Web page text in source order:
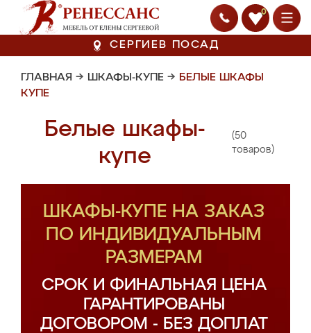
0
СЕРГИЕВ ПОСАД
ГЛАВНАЯ → ШКАФЫ-КУПЕ → БЕЛЫЕ ШКАФЫ
КУПЕ
Белые шкафы-
купе
(50
товаров)
ШКАФЫ-КУПЕ НА ЗАКАЗ
ПО ИНДИВИДУАЛЬНЫМ
РАЗМЕРАМ
СРОК И ФИНАЛЬНАЯ ЦЕНА
ГАРАНТИРОВАНЫ
ДОГОВОРОМ - БЕЗ ДОПЛАТ